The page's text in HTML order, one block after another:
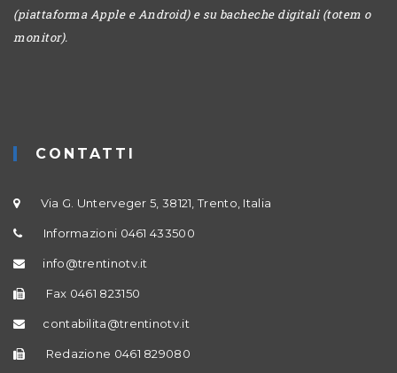
(piattaforma Apple e Android) e su bacheche digitali (totem o
monitor).
CONTATTI
Via G. Unterveger 5, 38121, Trento, Italia
Informazioni 0461 433500
info@trentinotv.it
Fax 0461 823150
contabilita@trentinotv.it
Redazione 0461 829080